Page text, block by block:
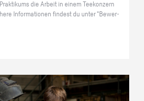
die Ar­beit in einem Tee­kon­zern
In­for­ma­tio­nen fin­dest du unter "Be­wer­